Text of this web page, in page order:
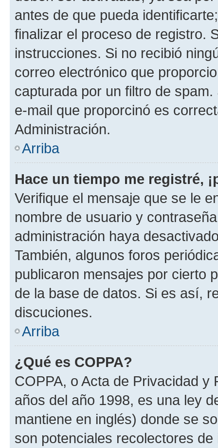
antes de que pueda
finalizar el proceso de registro.
instrucciones. Si no recibió
correo electrónico que
capturada por un filtro de
e-mail que proporcinó es
Administración.
Arriba
Hace un tiempo me registré,
Verifique el mensaje que se le
nombre de usuario y
administración haya
También, algunos foros
publicaron mensajes por cierto
de la base de datos. Si es así,
discuciones.
Arriba
¿Qué es COPPA?
COPPA, o Acta de Privacidad
años del año 1998, es una ley
mantiene en inglés) donde se
son potenciales recolectores